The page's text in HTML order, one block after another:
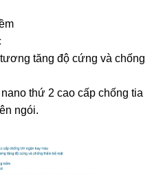
tăng độ cứng và chống
thứ 2 cao cấp chống tia
ngói.